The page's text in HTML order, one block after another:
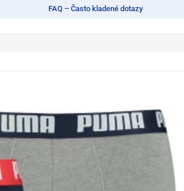
FAQ – Často kladené dotazy